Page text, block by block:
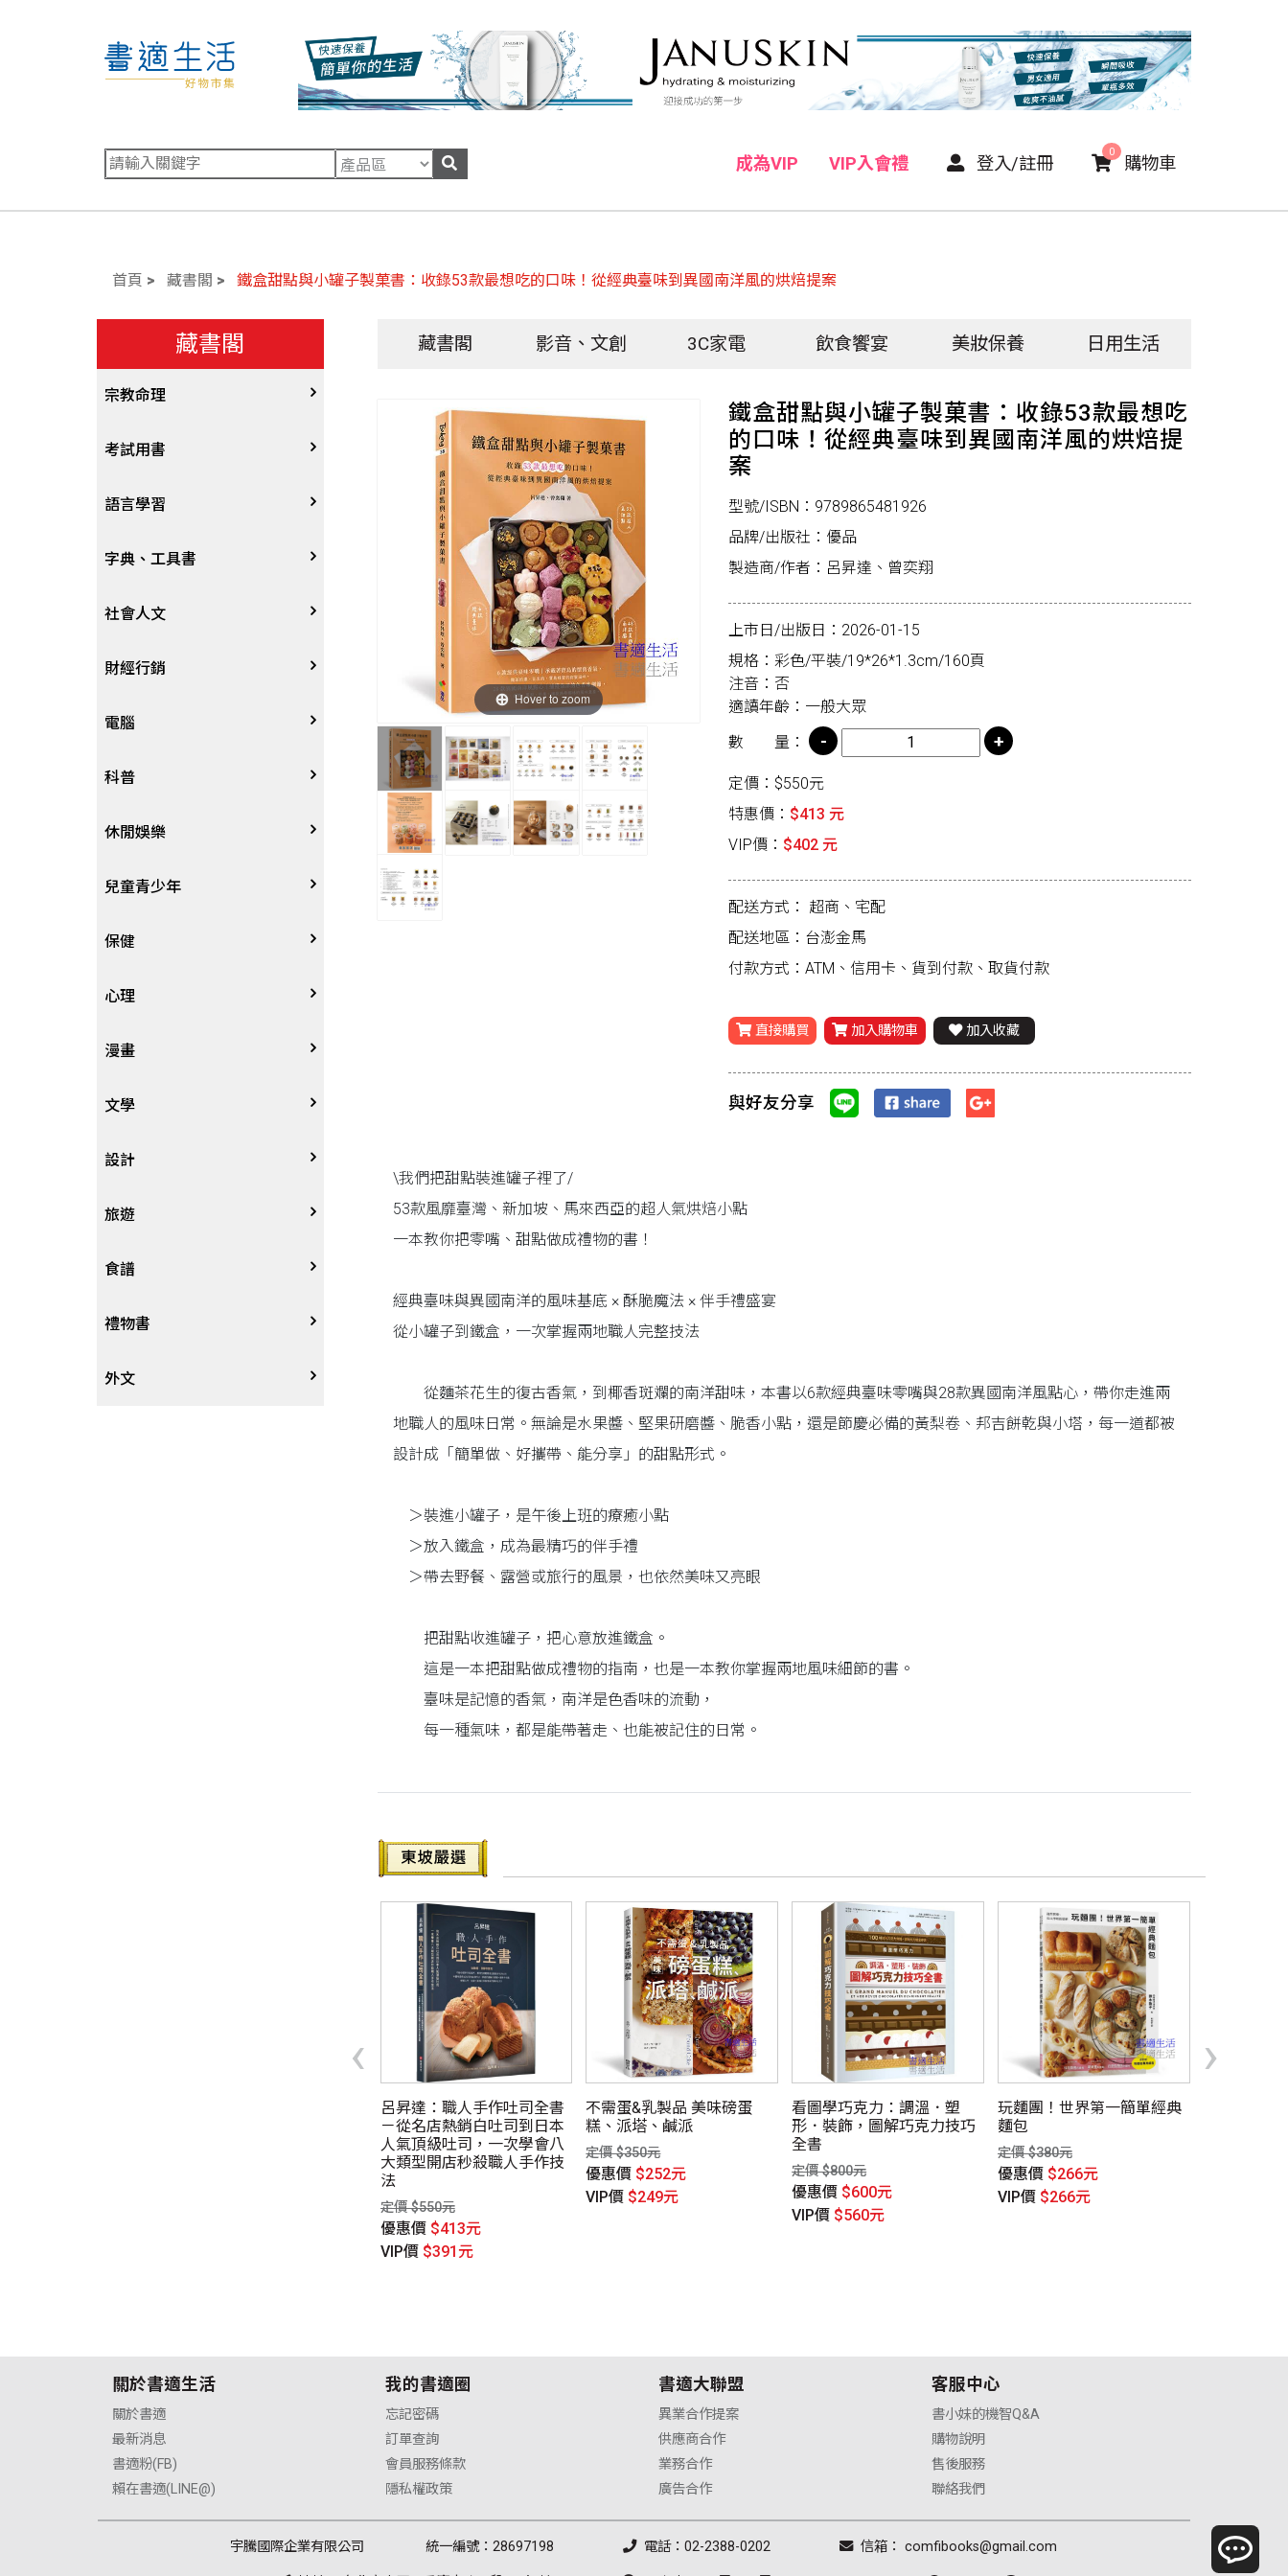
成為VIP VIP入會禮 登入/註冊 購物車
0
首頁 藏書閣 鐵盒甜點與小罐子製菓書：收錄53款最想吃的口味！從經典臺味到異國南洋風的烘焙提案
藏書閣
宗教命理
宗教
星象星座命理
考試用書
四技二專大學
國考、檢定
留學考試
學習法/考試方法
國中小參考書
語言學習
英語/美語
日語
韓語
歐語
東南亞語
閩南語/台語
其他語言
中文
字典、工具書
字辭典
百科、圖鑑
地圖集
其他工具書
社會人文
社會學、人文思想
法律
政治
軍事
哲學
歷史地理
歷史人物傳記
兩岸國際
財經行銷
行銷廣告
談判溝通
電子商務&趨勢
生涯規劃
經營管理、成功學
商學、經濟學
投資理財
人物傳記
職場工作術
電腦
軟體
硬體
技能檢定
電玩攻略
其他
科普
大自然動植物
天文地理
物理化學
科普
數學
航空
休閒娛樂
體育運動
音樂、樂譜
繪畫/書法
攝影
電影
棋藝桌遊
寵物
時尚、瘦身、芳療
戲劇、舞蹈
動腦解謎
兒童青少年
0~3歲
4~8歲
8~12歲
12~18歲
遊戲書
英語書
教育教養
保健
家庭、親子
疾病養生
醫療人文
心理
心理學
勵志成長
人際關係
生老病死
漫畫
漫畫
圖文繪本
限制級漫畫
文學
中文文學
中文詩詞
武俠小說
奇幻恐佈小說
推理小說
設計
藝術設計
居家佈置
建築工藝
園藝
旅遊
台灣
中港澳
日韓
食譜
中式
西式
禮物書
外文
藏書閣 影音、文創 3C家電 飲食饗宴 美妝保養 日用生活
Hover to zoom
鐵盒甜點與小罐子製菓書：收錄53款最想吃
的口味！從經典臺味到異國南洋風的烘焙提
案
型號/ISBN：9789865481926
品牌/出版社：優品
製造商/作者：呂昇達、曾奕翔
上市日/出版日：2026-01-15
規格：彩色/平裝/19*26*1.3cm/160頁
注音：否
適讀年齡：一般大眾
數 量：
定價：$550元
特惠價： $413 元
VIP價： $402 元
配送方式： 超商、宅配
配送地區：台澎金馬
付款方式：ATM、信用卡、貨到付款、取貨付款
直接購買 加入購物車 加入收藏
與好友分享
\我們把甜點裝進罐子裡了/
53款風靡臺灣、新加坡、馬來西亞的超人氣烘焙小點
一本教你把零嘴、甜點做成禮物的書！
經典臺味與異國南洋的風味基底 × 酥脆魔法 × 伴手禮盛宴
從小罐子到鐵盒，一次掌握兩地職人完整技法
從麵茶花生的復古香氣，到椰香斑斕的南洋甜味，本書以6款經典臺味零嘴與28款異國南洋風點心，帶你走進兩
地職人的風味日常。無論是水果醬、堅果研磨醬、脆香小點，還是節慶必備的黃梨卷、邦吉餅乾與小塔，每一道都被
設計成「簡單做、好攜帶、能分享」的甜點形式。
＞裝進小罐子，是午後上班的療癒小點
＞放入鐵盒，成為最精巧的伴手禮
＞帶去野餐、露營或旅行的風景，也依然美味又亮眼
把甜點收進罐子，把心意放進鐵盒。
這是一本把甜點做成禮物的指南，也是一本教你掌握兩地風味細節的書。
臺味是記憶的香氣，南洋是色香味的流動，
每一種氣味，都是能帶著走、也能被記住的日常。
呂昇達：職人手作吐司全書
－從名店熱銷白吐司到日本
人氣頂級吐司，一次學會八
大類型開店秒殺職人手作技
法
定價 $550元
優惠價 $413元
VIP價 $391元
不需蛋&乳製品 美味磅蛋
糕、派塔、鹹派
定價 $350元
優惠價 $252元
VIP價 $249元
看圖學巧克力：調溫．塑
形．裝飾，圖解巧克力技巧
全書
定價 $800元
優惠價 $600元
VIP價 $560元
玩麵團！世界第一簡單經典
麵包
定價 $380元
優惠價 $266元
VIP價 $266元
‹ ›
關於書適生活
關於書適
最新消息
書適粉(FB)
賴在書適(LINE@)
我的書適圈
忘記密碼
訂單查詢
會員服務條款
隱私權政策
書適大聯盟
異業合作提案
供應商合作
業務合作
廣告合作
客服中心
書小妹的機智Q&A
購物說明
售後服務
聯絡我們
宇騰國際企業有限公司 統一編號：28697198 電話：02-2388-0202 信箱： comfibooks@gmail.com